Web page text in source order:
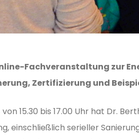
Fachveranstaltung zur
Zertifizierung und
von 15.30 bis 17.00 Uhr hat Dr.
einschließlich serieller